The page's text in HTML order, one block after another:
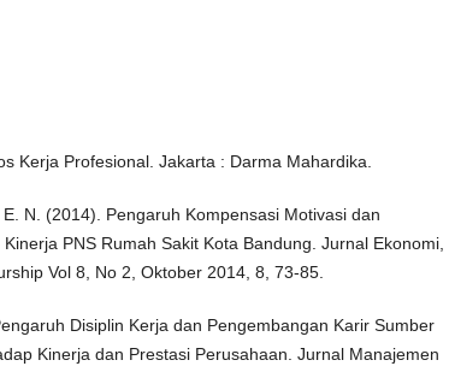
Kerja Profesional. Jakarta : Darma Mahardika.
N. (2014). Pengaruh Kompensasi Motivasi dan
PNS Rumah Sakit Kota Bandung. Jurnal Ekonomi,
Vol 8, No 2, Oktober 2014, 8, 73-85.
Disiplin Kerja dan Pengembangan Karir Sumber
Kinerja dan Prestasi Perusahaan. Jurnal Manajemen